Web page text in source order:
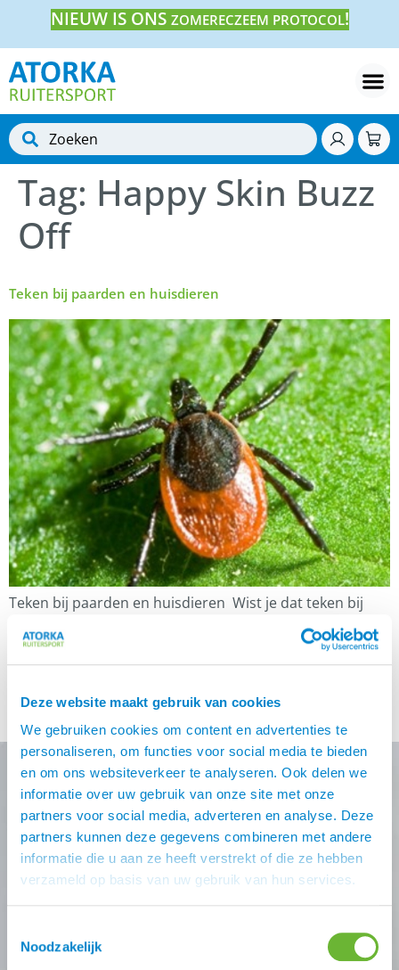
Deze website maakt gebruik van cookies
We gebruiken cookies om content en advertenties te
personaliseren, om functies voor social media te bieden
en om ons websiteverkeer te analyseren. Ook delen we
informatie over uw gebruik van onze site met onze
partners voor social media, adverteren en analyse. Deze
partners kunnen deze gegevens combineren met andere
informatie die u aan ze heeft verstrekt of die ze hebben
verzameld op basis van uw gebruik van hun services.
Noodzakelijk
NIEUW IS ONS ZOMERECZEEM PROTOCOL!
Tag: Happy Skin Buzz
Off
Teken bij paarden en huisdieren
Teken bij paarden en huisdieren Wist je dat teken bij
paarden en huisdieren voor problemen kunnen zorgen?
De tekenbeet zelf kan vaak weinig kwaad. Er kunnen wel
problemen ontstaan wanneer er ziekten worden
geleden door een teek gebeten. Was is ons paard ziek
geweest, maar door de […]
Nooit meer de beste Atorka
deals missen?
je eerste online bestelling van ons.